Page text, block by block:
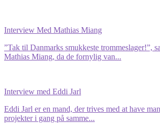
Interview Med Mathias Miang
”Tak til Danmarks smukkeste trommeslager!”,
Mathias Miang, da de fornylig van...
Interview med Eddi Jarl
Eddi Jarl er en mand, der trives med at have
projekter i gang på samme...